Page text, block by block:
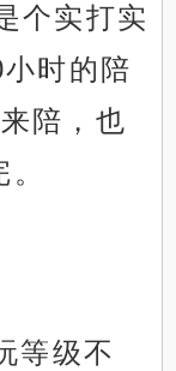
个实打实
时的陪
陪，也
等级不